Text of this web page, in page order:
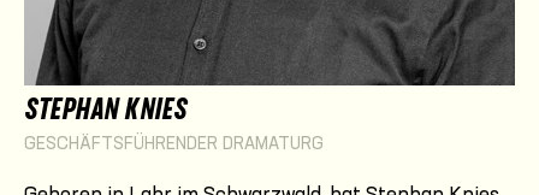
STEPHAN KNIES
GESCHÄFTSFÜHRENDER DRAMATURG